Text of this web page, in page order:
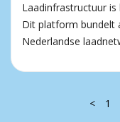
Laadinfrastructuur
Dit platform bundelt
Nederlandse
< 1